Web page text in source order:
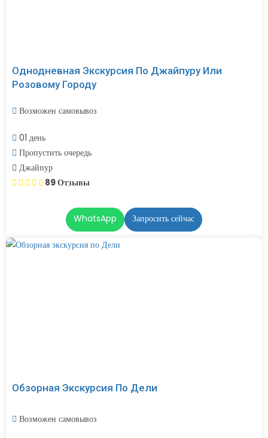
Однодневная Экскурсия По Джайпуру Или
Розовому Городу
Возможен самовывоз
01 день
Пропустить очередь
Джайпур
89 Отзывы
WhatsApp Запросить сейчас
Обзорная Экскурсия По Дели
Возможен самовывоз